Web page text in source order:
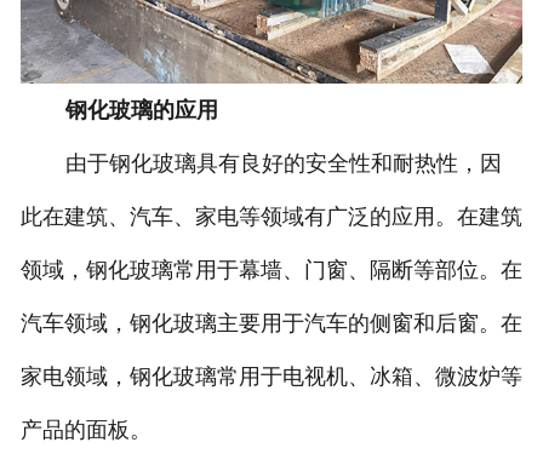
钢化玻璃的应用
由于钢化玻璃具有良好的安全性和耐热性，因
此在建筑、汽车、家电等领域有广泛的应用。在建筑
领域，钢化玻璃常用于幕墙、门窗、隔断等部位。在
汽车领域，钢化玻璃主要用于汽车的侧窗和后窗。在
家电领域，钢化玻璃常用于电视机、冰箱、微波炉等
产品的面板。